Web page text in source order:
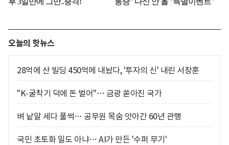
오늘의 핫뉴스
28억에 산 빌딩 450억에 내놨다, '투자의 신' 내린 서장훈
"K-굴착기 덕에 돈 벌어"… 금광 쏟아진 국가
벼 낱알 세다 풀썩… 공무원 목숨 앗아간 60년 관행
국민 초토화 일도 아냐… AI가 만든 '수퍼 무기'